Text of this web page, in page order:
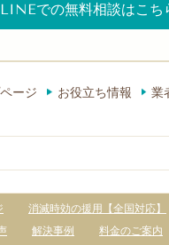
LINEでの無料相談はこち
ージ お役立ち情報 業
消滅時効の援用【全国対応】
解決事例 料金のご案内